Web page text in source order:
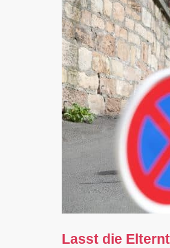
Lasst die